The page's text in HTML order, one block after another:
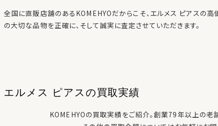
全国に直販店舗のあるKOMEHYOだからこそ、 エルメス ピアス の高
の大切な品物を正確に、そして誠実に査定させていただきます。
エルメス ピアスの 買取実績
KOMEHYOの買取実績をご紹介。創業79年以上の老